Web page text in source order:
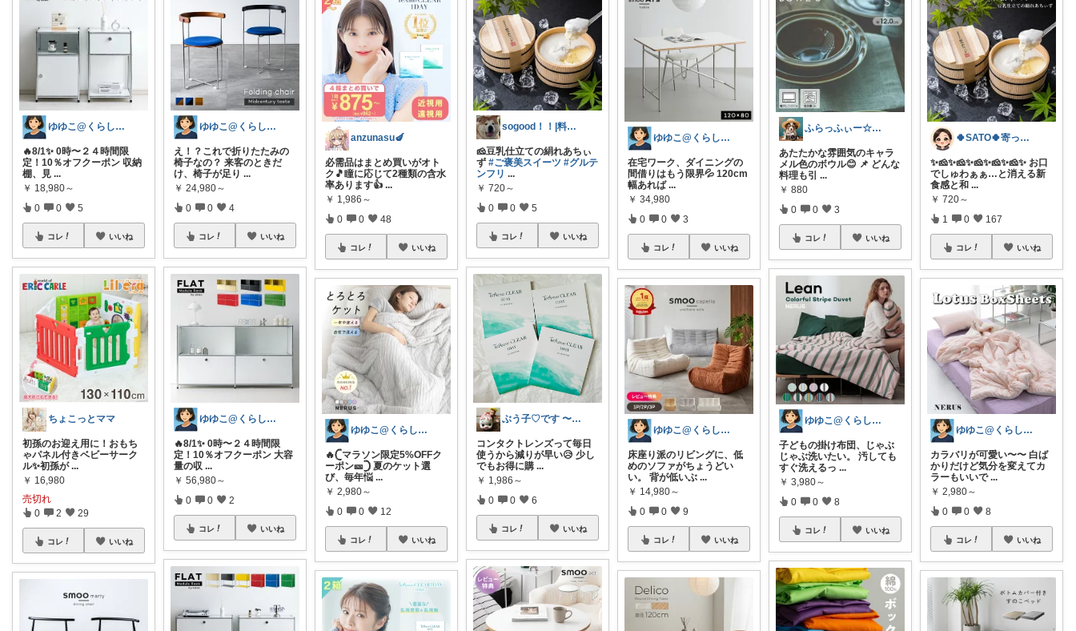
ゆゆこ@くらしを楽に便利に✨
🔥8/1✨ 0時〜２４時間限
定！10％オフクーポン 収納
棚、見 ...
￥ 18,980～
0 0 5
コレ いいね
ちょこっとママ
初孫のお迎え用に！おもち
ゃパネル付きベビーサーク
ル✨ ​初孫が ...
￥ 16,980
売切れ
0 2 29
コレ いいね
ゆゆこ@くらしを楽に便利に✨
え！？これで折りたたみの
椅子なの？ 来客のときだ
け、椅子が足り ...
￥ 24,980～
0 0 4
コレ いいね
ゆゆこ@くらしを楽に便利に✨
🔥8/1✨ 0時〜２４時間限
定！10％オフクーポン 大容
量の収 ...
￥ 56,980～
0 0 2
コレ いいね
anzunasu🍆
必需品はまとめ買いがオト
ク🎵瞳に応じて2種類の含水
率あります👍 ...
￥ 1,986～
0 0 48
コレ いいね
ゆゆこ@くらしを楽に便利に✨
🔥𓊆マラソン限定5%OFFク
ーポン🎫𓊇 夏のケット選
び、毎年悩 ...
￥ 2,980～
0 0 12
コレ いいね
sogood！！|料理が楽しくなる🌸
🧀豆乳仕立ての絹れあちぃ
ず#ご褒美スイーツ #グルテ
ンフリ ...
￥ 720～
0 0 5
コレ いいね
ぶう子♡です 〜感謝です〜
コンタクトレンズって毎日
使うから減りが早い😥 少し
でもお得に購 ...
￥ 1,986～
0 0 6
コレ いいね
ゆゆこ@くらしを楽に便利に✨
在宅ワーク、ダイニングの
間借りはもう限界💦 120cm
幅あれば ...
￥ 34,980
0 0 3
コレ いいね
ゆゆこ@くらしを楽に便利に✨
床座り派のリビングに、低
めのソファがちょうどい
い。 背が低いぶ ...
￥ 14,980～
0 0 9
コレ いいね
ふらっふぃー☆ナチュラルな暮らし☆
あたたかな雰囲気のキャラ
メル色のボウル😊 📌 どんな
料理も引 ...
￥ 880
0 0 3
コレ いいね
ゆゆこ@くらしを楽に便利に✨
子どもの掛け布団、じゃぶ
じゃぶ洗いたい。 汚しても
すぐ洗えるっ ...
￥ 3,980～
0 0 8
コレ いいね
🍀SATO🍀寄って、見てらっしゃい！
​✨🧀✨🧀✨🧀✨🧀✨🧀✨ お口
でしゅわぁぁ…と消える新
食感と和 ...
￥ 720～
1 0 167
コレ いいね
ゆゆこ@くらしを楽に便利に✨
カラバリが可愛い〜〜 白ば
かりだけど気分を変えてカ
ラーもいいで ...
￥ 2,980～
0 0 8
コレ いいね